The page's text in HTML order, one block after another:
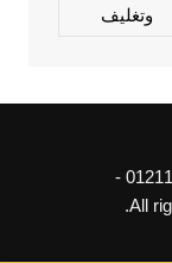
وتغليف
Copyright © 2026 مكن تعبئة وتغليف 01211116954 -